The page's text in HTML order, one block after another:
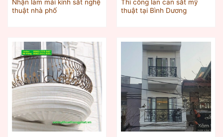
Nhận làm mái kính sắt nghệ
thuật nhà phố
Thi công lan can sắt mỹ
thuật tại Bình Dương